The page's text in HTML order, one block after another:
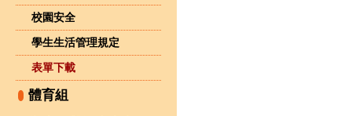
校園安全
學生生活管理規定
表單下載
體育組